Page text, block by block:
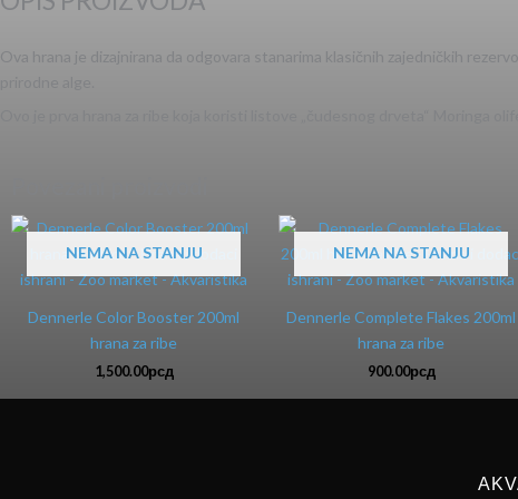
Ova hrana je dizajnirana da odgovara stanarima klasičnih zajedničkih
NEMA NA STANJU
Dennerle Color Booster 200ml
hrana za ribe
1,500.00рсд
NEMA NA STANJU
Dennerle Complete Flakes 200ml
hrana za ribe
900.00рсд